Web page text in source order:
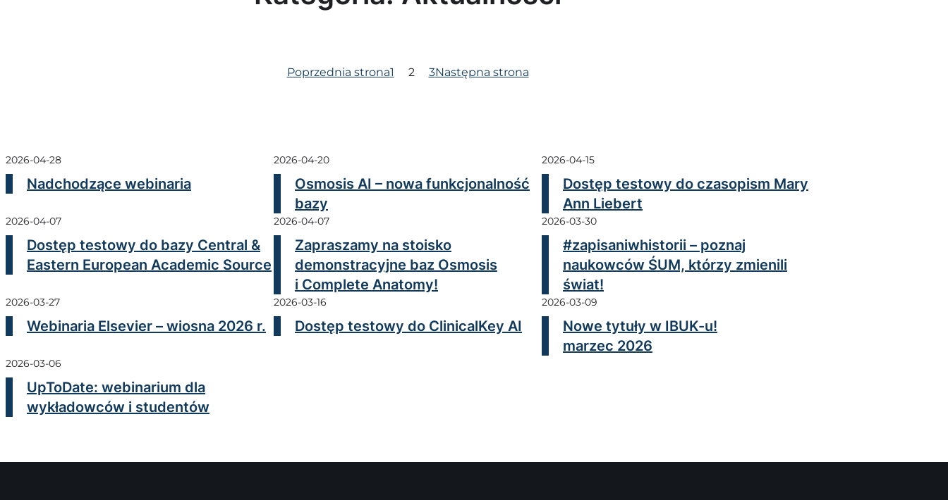
Poprzednia strona1 2 3Następna strona
2026-04-28
Nadchodzące webinaria
2026-04-20
Osmosis AI – nowa funkcjonalność
bazy
2026-04-15
Dostęp testowy do czasopism Mary
Ann Liebert
2026-04-07
Dostęp testowy do bazy Central &
Eastern European Academic Source
2026-04-07
Zapraszamy na stoisko
demonstracyjne baz Osmosis
i Complete Anatomy!
2026-03-30
#zapisaniwhistorii – poznaj
naukowców ŚUM, którzy zmienili
świat!
2026-03-27
Webinaria Elsevier – wiosna 2026 r.
2026-03-16
Dostęp testowy do ClinicalKey AI
2026-03-09
Nowe tytuły w IBUK-u!
marzec 2026
2026-03-06
UpToDate: webinarium dla
wykładowców i studentów